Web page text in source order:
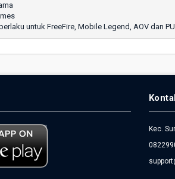
untuk FreeFire, Mobile Legend, AOV dan
Kec.